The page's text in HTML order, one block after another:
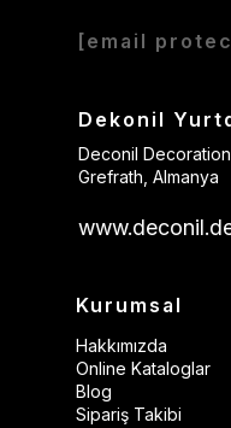
[email
Dekonil
Deconil
Grefrath, Almanya
Kurumsal
Hakkımızda
Online Kataloglar
Blog
Sipariş Takibi